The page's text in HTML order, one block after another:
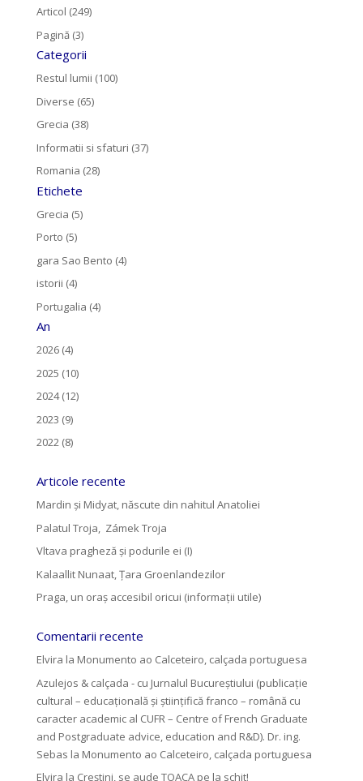
Articol (249)
Pagină (3)
Categorii
Restul lumii (100)
Diverse (65)
Grecia (38)
Informatii si sfaturi (37)
Romania (28)
Etichete
Grecia (5)
Porto (5)
gara Sao Bento (4)
istorii (4)
Portugalia (4)
An
2026 (4)
2025 (10)
2024 (12)
2023 (9)
2022 (8)
Articole recente
Mardin și Midyat, născute din nahitul Anatoliei
Palatul Troja, Zámek Troja
Vltava pragheză și podurile ei (I)
Kalaallit Nunaat, Țara Groenlandezilor
Praga, un oraș accesibil oricui (informații utile)
Comentarii recente
Elvira la Monumento ao Calceteiro, calçada portuguesa
Azulejos & calçada - cu Jurnalul Bucureștiului (publicație
cultural – educațională și științifică franco – română cu
caracter academic al CUFR – Centre of French Graduate
and Postgraduate advice, education and R&D). Dr. ing.
Sebas la Monumento ao Calceteiro, calçada portuguesa
Elvira la Creştini, se aude TOACA pe la schit!